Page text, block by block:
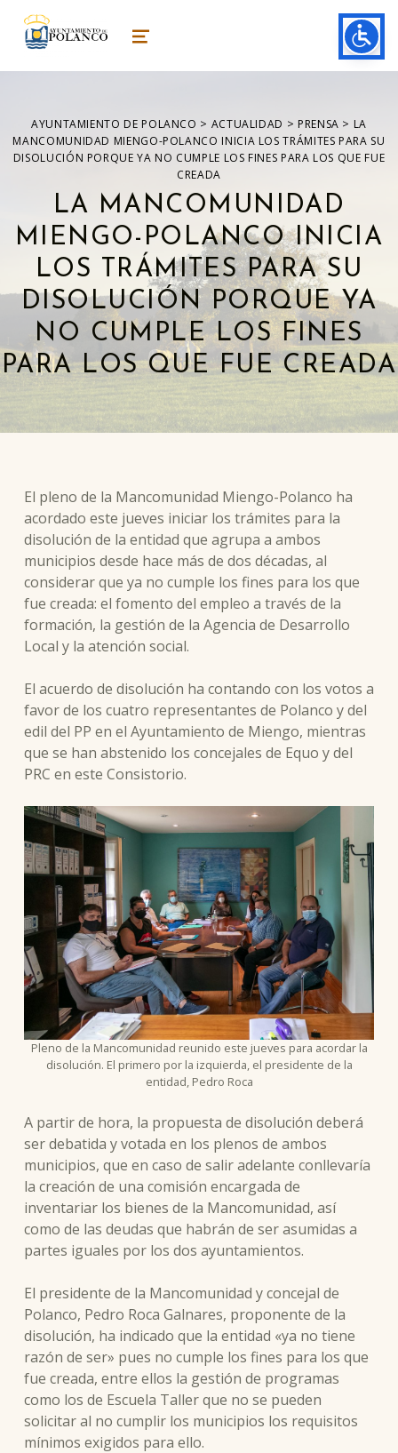
ayuntamiento de polanco
AYUNTAMIENTO DE POLANCO MENU
AYUNTAMIENTO DE POLANCO > ACTUALIDAD > PRENSA > LA
MANCOMUNIDAD MIENGO-POLANCO INICIA LOS TRÁMITES PARA SU
DISOLUCIÓN PORQUE YA NO CUMPLE LOS FINES PARA LOS QUE FUE
CREADA
LA MANCOMUNIDAD
MIENGO-POLANCO INICIA
LOS TRÁMITES PARA SU
DISOLUCIÓN PORQUE YA
NO CUMPLE LOS FINES
PARA LOS QUE FUE CREADA
El pleno de la Mancomunidad Miengo-Polanco ha
acordado este jueves iniciar los trámites para la
disolución de la entidad que agrupa a ambos
municipios desde hace más de dos décadas, al
considerar que ya no cumple los fines para los que
fue creada: el fomento del empleo a través de la
formación, la gestión de la Agencia de Desarrollo
Local y la atención social.
El acuerdo de disolución ha contando con los votos a
favor de los cuatro representantes de Polanco y del
edil del PP en el Ayuntamiento de Miengo, mientras
que se han abstenido los concejales de Equo y del
PRC en este Consistorio.
Pleno de la Mancomunidad reunido este jueves para acordar la
disolución. El primero por la izquierda, el presidente de la
entidad, Pedro Roca
A partir de hora, la propuesta de disolución deberá
ser debatida y votada en los plenos de ambos
municipios, que en caso de salir adelante conllevaría
la creación de una comisión encargada de
inventariar los bienes de la Mancomunidad, así
como de las deudas que habrán de ser asumidas a
partes iguales por los dos ayuntamientos.
El presidente de la Mancomunidad y concejal de
Polanco, Pedro Roca Galnares, proponente de la
disolución, ha indicado que la entidad «ya no tiene
razón de ser» pues no cumple los fines para los que
fue creada, entre ellos la gestión de programas
como los de Escuela Taller que no se pueden
solicitar al no cumplir los municipios los requisitos
mínimos exigidos para ello.